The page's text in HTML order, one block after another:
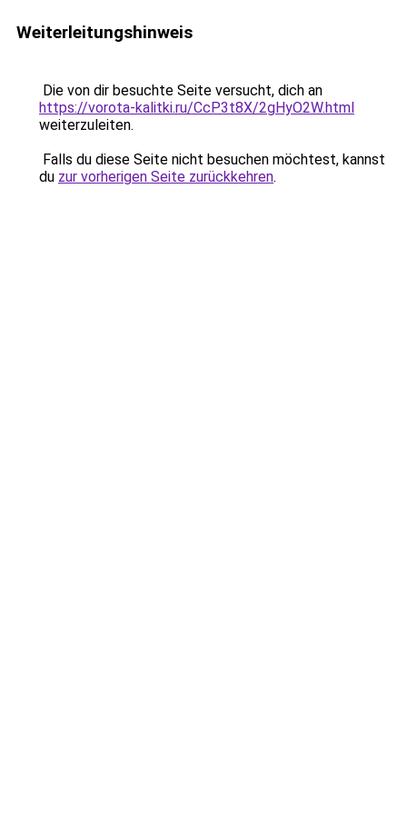
Weiterleitungshinweis
Die von dir besuchte Seite versucht, dich an
https://vorota-kalitki.ru/CcP3t8X/2gHyO2W.html
weiterzuleiten.
Falls du diese Seite nicht besuchen möchtest, kannst
du zur vorherigen Seite zurückkehren.